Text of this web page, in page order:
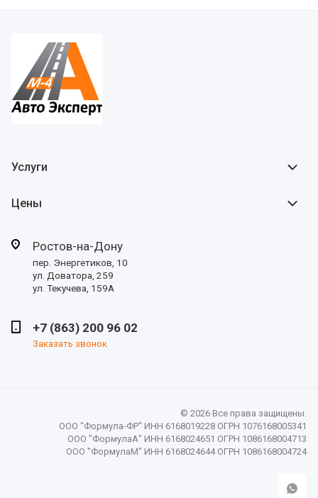
Услуги
Цены
Ростов-на-Дону
пер. Энергетиков, 10
ул. Доватора, 259
ул. Текучева, 159А
+7 (863) 200 96 02
Заказать звонок
© 2026 Все права защищены.
ООО "Формула-ФР" ИНН 6168019228 ОГРН 1076168005341
ООО "ФормулаА" ИНН 6168024651 ОГРН 1086168004713
ООО "ФормулаМ" ИНН 6168024644 ОГРН 1086168004724